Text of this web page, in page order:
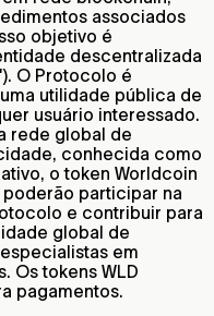
associados
objetivo é
descentralizada
O Protocolo é
utilidade pública de
usuário interessado.
rede global de
conhecida como
o token Worldcoin
poderão participar na
e contribuir para
global de
em
Os tokens WLD
pagamentos.